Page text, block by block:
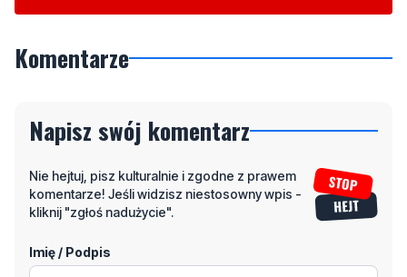
Komentarze
Napisz swój komentarz
Nie hejtuj, pisz kulturalnie i zgodne z prawem
komentarze! Jeśli widzisz niestosowny wpis -
kliknij "zgłoś nadużycie".
Imię / Podpis